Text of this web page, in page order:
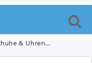
& Uhren